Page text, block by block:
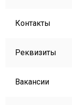
Контакты
Реквизиты
Вакансии